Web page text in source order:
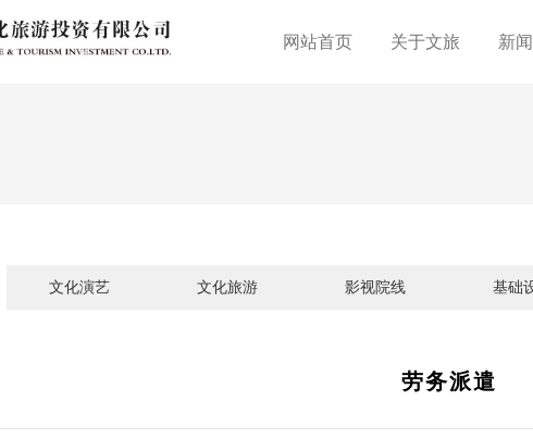
-2297至尊（中国）
网站首页 关于文旅 新
文化演艺 文化旅游 影视院线 基础
劳务派遣